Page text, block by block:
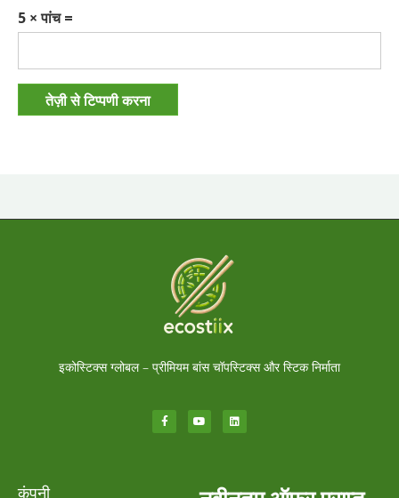
5 × पांच =
इकोस्टिक्स ग्लोबल – प्रीमियम बांस चॉपस्टिक्स और स्टिक निर्माता
कंपनी